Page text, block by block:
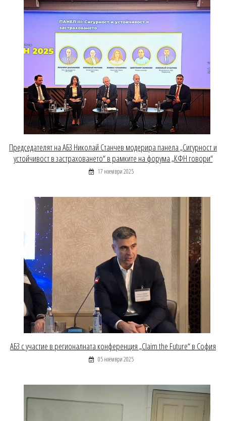
Председателят на АБЗ Николай Станчев модерира панела „Сигурност и
устойчивост в застраховането“ в рамките на форума „КФН говори“
17 ноември 2025
АБЗ с участие в регионалната конференция „Claim the Future“ в София
05 ноември 2025